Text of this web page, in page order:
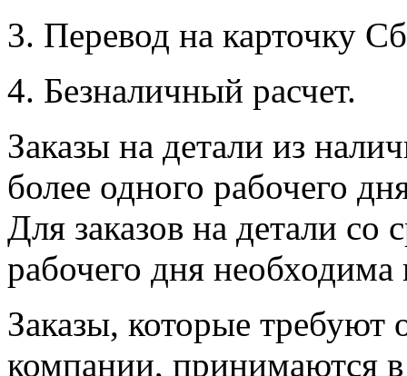
3. Перевод на карточку
4. Безналичный расчет.
Заказы на детали из
более одного рабочего
Для заказов на детали со
рабочего дня необходима
Заказы, которые требуют
компании, принимаются